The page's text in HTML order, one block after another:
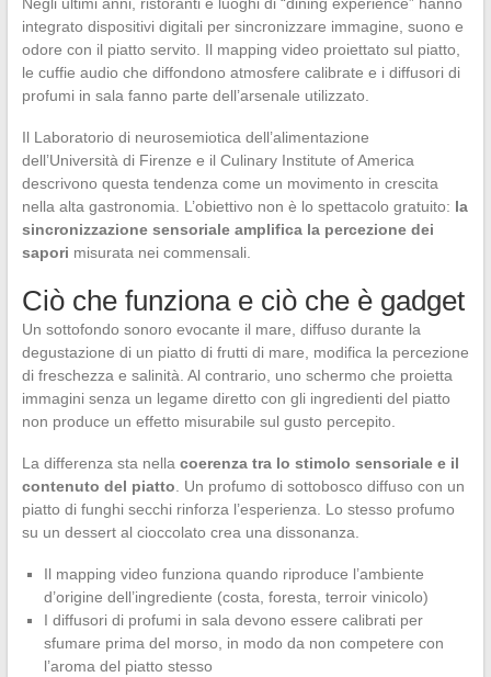
integrato dispositivi digitali per sincronizzare immagine, suono e
odore con il piatto servito. Il mapping video proiettato sul piatto,
le cuffie audio che diffondono atmosfere calibrate e i diffusori di
profumi in sala fanno parte dell’arsenale utilizzato.
Il Laboratorio di neurosemiotica dell’alimentazione
dell’Università di Firenze e il Culinary Institute of America
descrivono questa tendenza come un movimento in crescita
nella alta gastronomia. L’obiettivo non è lo spettacolo gratuito: la
sincronizzazione sensoriale amplifica la percezione dei
sapori misurata nei commensali.
Ciò che funziona e ciò che è gadget
Un sottofondo sonoro evocante il mare, diffuso durante la
degustazione di un piatto di frutti di mare, modifica la percezione
di freschezza e salinità. Al contrario, uno schermo che proietta
immagini senza un legame diretto con gli ingredienti del piatto
non produce un effetto misurabile sul gusto percepito.
La differenza sta nella coerenza tra lo stimolo sensoriale e il
contenuto del piatto . Un profumo di sottobosco diffuso con un
piatto di funghi secchi rinforza l’esperienza. Lo stesso profumo
su un dessert al cioccolato crea una dissonanza.
Il mapping video funziona quando riproduce l’ambiente
d’origine dell’ingrediente (costa, foresta, terroir vinicolo)
I diffusori di profumi in sala devono essere calibrati per
sfumare prima del morso, in modo da non competere con
l’aroma del piatto stesso